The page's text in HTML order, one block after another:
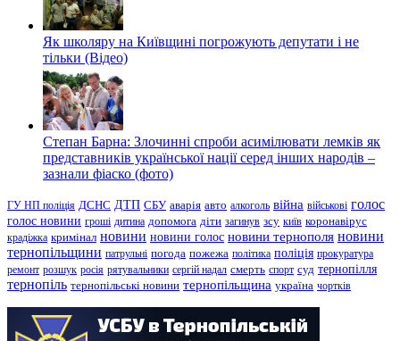
Як школяру на Київщині погрожують депутати і не
тільки (Відео)
Степан Барна: Злочинні спроби асимілювати лемків як
представників української нації серед інших народів –
зазнали фіаско (фото)
ГУ НП поліція ДСНС ДТП СБУ аварія авто алкоголь війна військові голос
голос новини гроші дитина допомога діти загинув зсу київ коронавірус
крадіжка кримінал новини новини голос новини тернополя новини
тернопільщини патрульні погода пожежа політика поліція прокуратура
ремонт розшук росія рятувальники сергій надал смерть спорт суд тернопілля
тернопіль тернопільські новини тернопільщина україна чортків